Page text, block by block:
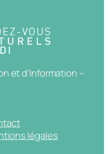
et d'Information –
légales